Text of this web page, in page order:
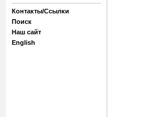
Контакты/Ссылки
Поиск
Наш сайт
English